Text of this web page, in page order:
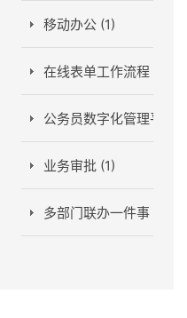
移动办公 (1)
在线表单工作流程 (1)
公务员数字化管理平台 (1)
业务审批 (1)
多部门联办一件事 (2)